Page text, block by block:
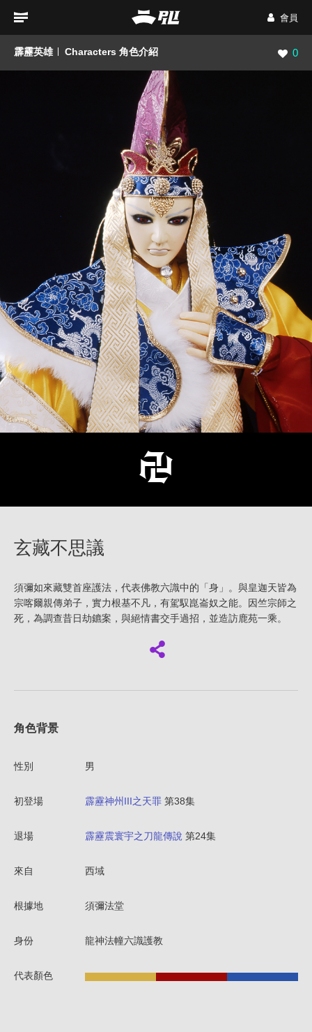
會員
霹靂英雄 Characters 角色介紹 瀏覽
0
玄藏不思議
須彌如來藏雙首座護法，代表佛教六識中的「身」。與皇迦天皆為
宗喀爾親傳弟子，實力根基不凡，有駕馭崑崙奴之能。因竺宗師之
死，為調查昔日劫鑣案，與絕情書交手過招，並造訪鹿苑一乘。
角色背景
性別 男
初登場 霹靂神州III之天罪 第38集
退場 霹靂震寰宇之刀龍傳說 第24集
來自 西域
根據地 須彌法堂
身份 龍神法幢六識護教
代表顏色